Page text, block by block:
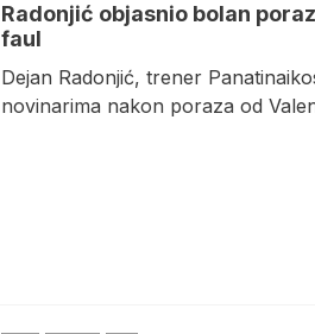
Radonjić objasnio bolan
faul
Dejan Radonjić, trener
novinarima nakon poraza od